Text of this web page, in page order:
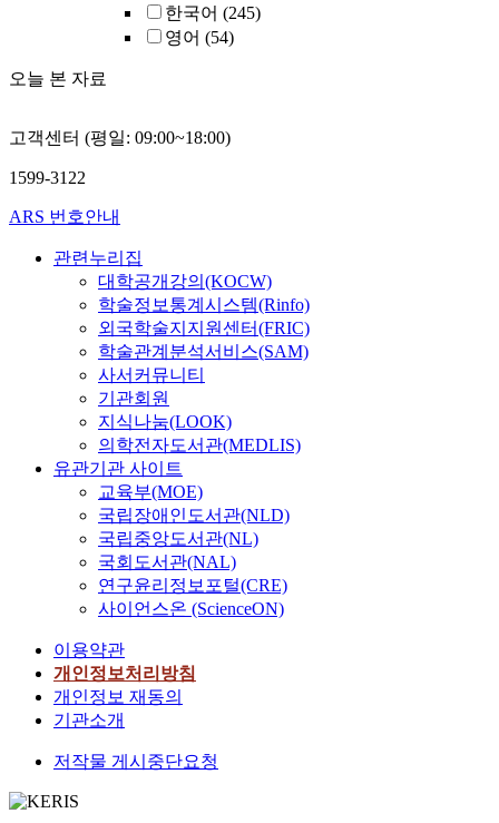
한국어 (245)
영어 (54)
오늘 본 자료
고객센터 (평일: 09:00~18:00)
1599-3122
ARS 번호안내
관련누리집
대학공개강의(KOCW)
학술정보통계시스템(Rinfo)
외국학술지지원센터(FRIC)
학술관계분석서비스(SAM)
사서커뮤니티
기관회원
지식나눔(LOOK)
의학전자도서관(MEDLIS)
유관기관 사이트
교육부(MOE)
국립장애인도서관(NLD)
국립중앙도서관(NL)
국회도서관(NAL)
연구윤리정보포털(CRE)
사이언스온 (ScienceON)
이용약관
개인정보처리방침
개인정보 재동의
기관소개
저작물 게시중단요청